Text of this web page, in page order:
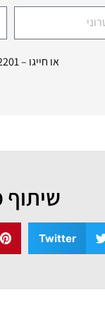
או חייגו –
שיתוף
Twitter